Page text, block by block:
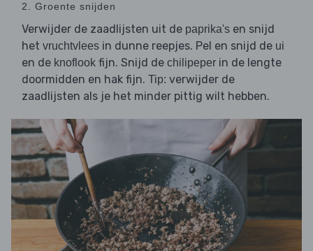
2. Groente snijden
Verwijder de zaadlijsten uit de paprika's en snijd
het vruchtvlees in dunne reepjes. Pel en snijd de ui
en de knoflook fijn. Snijd de chilipeper in de lengte
doormidden en hak fijn. Tip: verwijder de
zaadlijsten als je het minder pittig wilt hebben.